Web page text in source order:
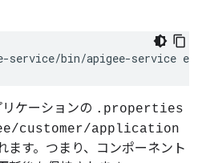
service/bin/apigee-service
ケーションの .properties
customer/application
ます。つまり、コンポーネント